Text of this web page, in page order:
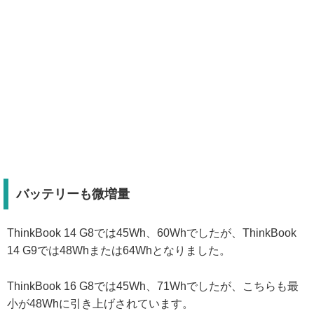
バッテリーも微増量
ThinkBook 14 G8では45Wh、60Whでしたが、ThinkBook
14 G9では48Whまたは64Whとなりました。
ThinkBook 16 G8では45Wh、71Whでしたが、こちらも最
小が48Whに引き上げされています。